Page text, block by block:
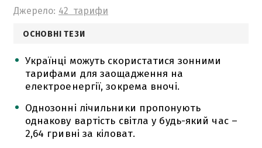
Джерело: 42 тарифи
ОСНОВНІ ТЕЗИ
Українці можуть скористатися зонними
тарифами для заощадження на
електроенергії, зокрема вночі.
Однозонні лічильники пропонують
однакову вартість світла у будь-який час –
2,64 гривні за кіловат.